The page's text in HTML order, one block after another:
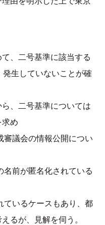
、二号基準に該当する
生していないことが確
、二号基準については
求め
審議会の情報公開につい
名前が匿名化されている
ているケースもあり、都
るが、見解を伺う。